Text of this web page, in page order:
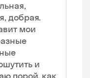
добрая.
мои
и